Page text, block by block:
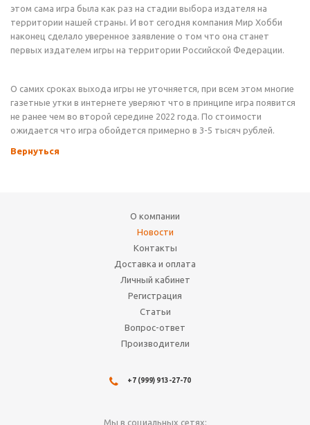
этом сама игра была как раз на стадии выбора издателя на
территории нашей страны. И вот сегодня компания Мир Хобби
наконец сделало уверенное заявление о том что она станет
первых издателем игры на территории Российской Федерации.
О самих сроках выхода игры не уточняется, при всем этом многие
газетные утки в интернете уверяют что в принципе игра появится
не ранее чем во второй середине 2022 года. По стоимости
ожидается что игра обойдется примерно в 3-5 тысяч рублей.
Вернуться
О компании
Новости
Контакты
Доставка и оплата
Личный кабинет
Регистрация
Статьи
Вопрос-ответ
Производители
+7 (999) 913-27-70
Мы в социальных сетях: